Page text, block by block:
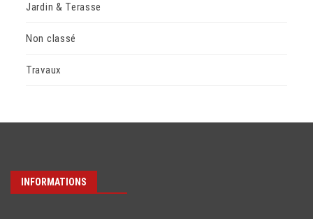
Jardin & Terasse
Non classé
Travaux
INFORMATIONS